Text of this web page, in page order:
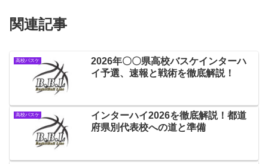
関連記事
高校バスケ
2026年〇〇県高校バスケインターハ
イ予選、速報と戦術を徹底解説！
高校バスケ
インターハイ2026を徹底解説！都道
府県別代表校への道と準備